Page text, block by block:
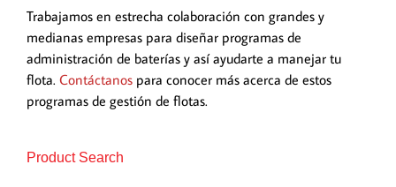
Trabajamos en estrecha colaboración con grandes y
medianas empresas para diseñar programas de
administración de baterías y así ayudarte a manejar tu
flota. Contáctanos para conocer más acerca de estos
programas de gestión de flotas.
Product Search